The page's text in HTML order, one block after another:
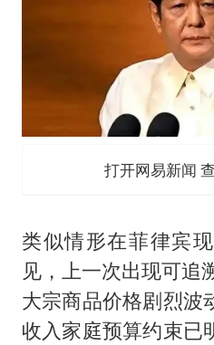
打开网易新闻
类似情形在菲律宾
见，上一次出现可追
大宗商品价格剧烈波
收入家庭预算约束已